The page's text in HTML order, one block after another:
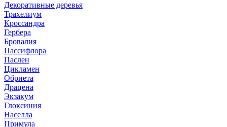
Декоративные деревья
Трахелиум
Кроссандра
Гербера
Бровалия
Пассифлора
Паслен
Цикламен
Обриета
Драцена
Экзакум
Глоксиния
Населла
Примула